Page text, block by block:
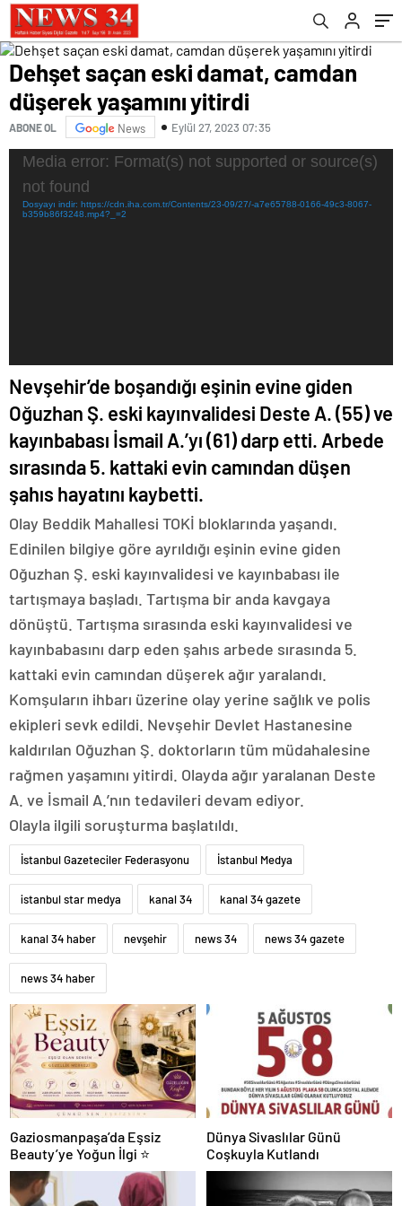
Dehşet saçan eski damat, camdan
düşerek yaşamını yitirdi
ABONE OL News Eylül 27, 2023 07:35
Video
Media error: Format(s) not supported or source(s)
not found
Dosyayı indir: https://cdn.iha.com.tr/Contents/23-09/27/-a7e65788-0166-49c3-8067-
b359b86f3248.mp4?_=2
Nevşehir’de boşandığı eşinin evine giden
Oğuzhan Ş. eski kayınvalidesi Deste A. (55) ve
kayınbabası İsmail A.’yı (61) darp etti. Arbede
sırasında 5. kattaki evin camından düşen
şahıs hayatını kaybetti.
Olay Beddik Mahallesi TOKİ bloklarında yaşandı.
Edinilen bilgiye göre ayrıldığı eşinin evine giden
Oğuzhan Ş. eski kayınvalidesi ve kayınbabası ile
tartışmaya başladı. Tartışma bir anda kavgaya
dönüştü. Tartışma sırasında eski kayınvalidesi ve
kayınbabasını darp eden şahıs arbede sırasında 5.
kattaki evin camından düşerek ağır yaralandı.
Komşuların ihbarı üzerine olay yerine sağlık ve polis
ekipleri sevk edildi. Nevşehir Devlet Hastanesine
kaldırılan Oğuzhan Ş. doktorların tüm müdahalesine
rağmen yaşamını yitirdi. Olayda ağır yaralanan Deste
A. ve İsmail A.’nın tedavileri devam ediyor.
Olayla ilgili soruşturma başlatıldı.
İstanbul Gazeteciler Federasyonu İstanbul Medya
istanbul star medya kanal 34 kanal 34 gazete
kanal 34 haber nevşehir news 34 news 34 gazete
news 34 haber
Gaziosmanpaşa’da Eşsiz
Beauty’ye Yoğun İlgi ⭐
Dünya Sivaslılar Günü
Coşkuyla Kutlandı